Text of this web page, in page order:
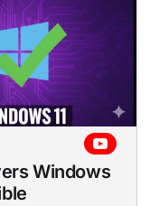
Windows